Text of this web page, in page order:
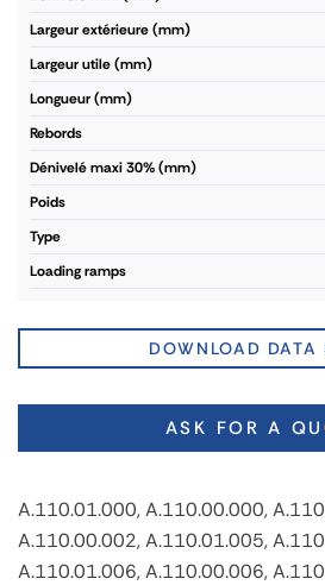
largeur extérieure (mm)
largeur utile (mm)
longueur (mm)
rebords
dénivelé maxi 30% (mm)
poids
type
loading ramps
DOWNLOAD DATA
ASK FOR A
A.110.01.000, A.110.00.000,
A.110.00.002, A.110.01.005,
A.110.01.006, A.110.00.006,